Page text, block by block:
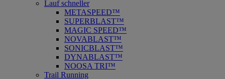
Lauf schneller
METASPEED™
SUPERBLAST™
MAGIC SPEED™
NOVABLAST™
SONICBLAST™
DYNABLAST™
NOOSA TRI™
Trail Running